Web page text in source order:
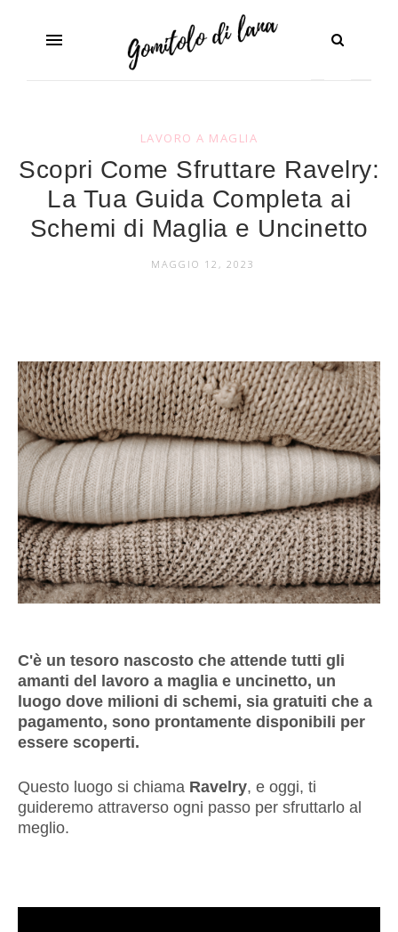
LAVORO A MAGLIA
Scopri Come Sfruttare Ravelry:
La Tua Guida Completa ai
Schemi di Maglia e Uncinetto
MAGGIO 12, 2023
C'è un tesoro nascosto che attende tutti gli
amanti del lavoro a maglia e uncinetto, un
luogo dove milioni di schemi, sia gratuiti che a
pagamento, sono prontamente disponibili per
essere scoperti.
Questo luogo si chiama Ravelry, e oggi, ti
guideremo attraverso ogni passo per sfruttarlo al
meglio.